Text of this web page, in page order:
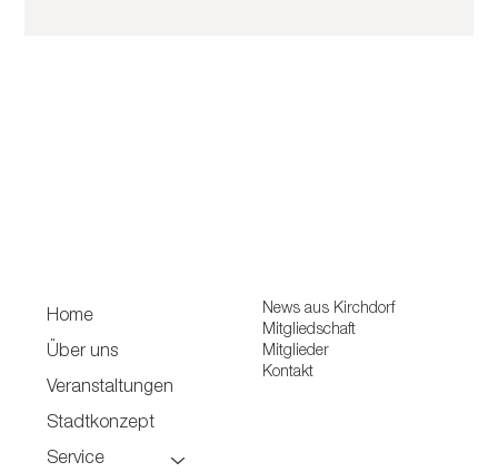
Home
Über uns
Veranstaltungen
Stadtkonzept
Service
News aus Kirchdorf
Mitgliedschaft
Mitglieder
Kontakt